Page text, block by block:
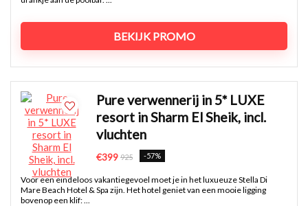
BEKIJK PROMO
Pure verwennerij in 5* LUXE
resort in Sharm El Sheik, incl.
vluchten
€399 925 -57%
Voor een eindeloos vakantiegevoel moet je in het luxueuze Stella Di
Mare Beach Hotel & Spa zijn. Het hotel geniet van een mooie ligging
bovenop een klif: ...